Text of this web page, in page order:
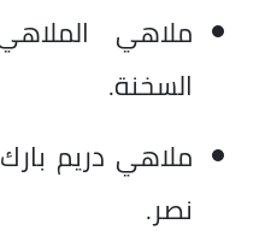
ملاهي
السخنة.
ملاهي دريم
نصر.